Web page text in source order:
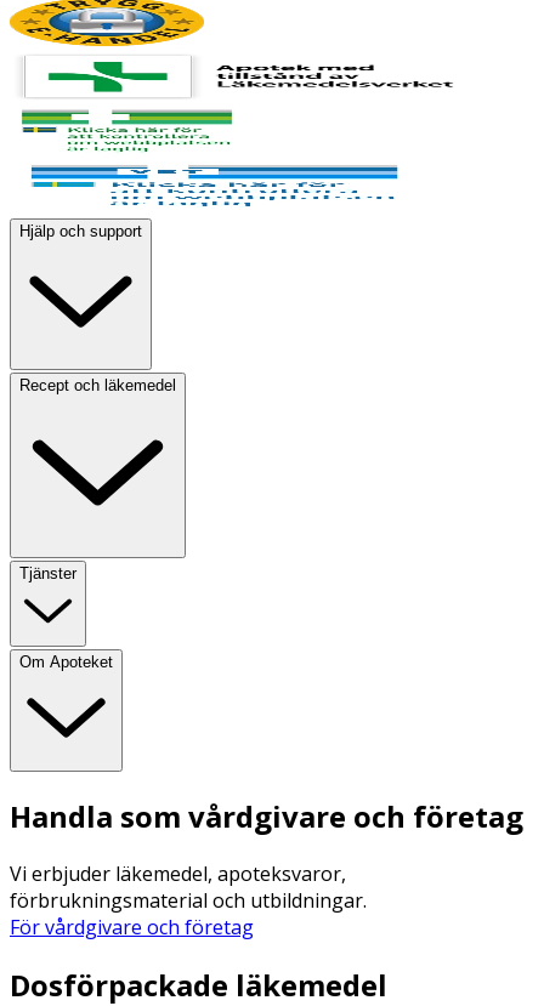
Hjälp och support
Recept och läkemedel
Tjänster
Om Apoteket
Handla som vårdgivare och företag
Vi erbjuder läkemedel, apoteksvaror,
förbrukningsmaterial och utbildningar.
För vårdgivare och företag
Dosförpackade läkemedel